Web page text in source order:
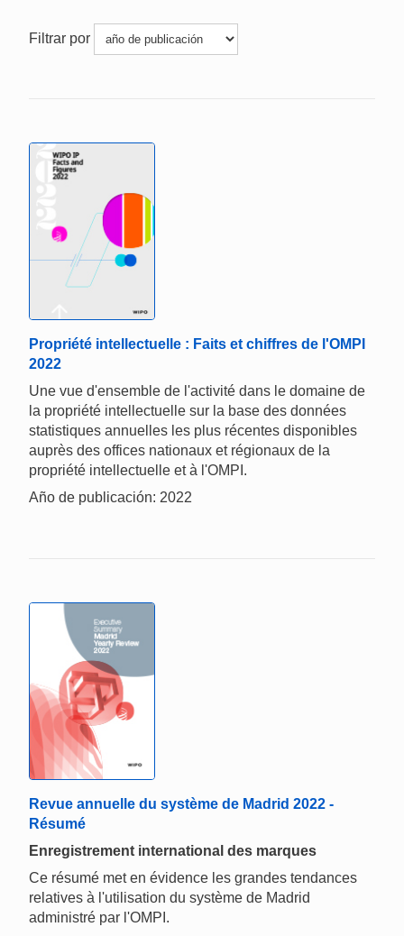
Filtrar por
Propriété intellectuelle : Faits et chiffres de l'OMPI
2022
Une vue d'ensemble de l'activité dans le domaine de
la propriété intellectuelle sur la base des données
statistiques annuelles les plus récentes disponibles
auprès des offices nationaux et régionaux de la
propriété intellectuelle et à l'OMPI.
Año de publicación: 2022
Revue annuelle du système de Madrid 2022 -
Résumé
Enregistrement international des marques
Ce résumé met en évidence les grandes tendances
relatives à l'utilisation du système de Madrid
administré par l'OMPI.